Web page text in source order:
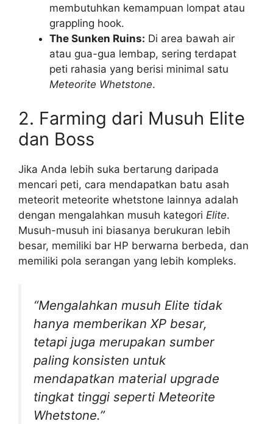
membutuhkan kemampuan lompat atau
grappling hook.
The Sunken Ruins: Di area bawah air
atau gua-gua lembap, sering terdapat
peti rahasia yang berisi minimal satu
Meteorite Whetstone.
2. Farming dari Musuh Elite
dan Boss
Jika Anda lebih suka bertarung daripada
mencari peti, cara mendapatkan batu asah
meteorit meteorite whetstone lainnya adalah
dengan mengalahkan musuh kategori Elite.
Musuh-musuh ini biasanya berukuran lebih
besar, memiliki bar HP berwarna berbeda, dan
memiliki pola serangan yang lebih kompleks.
“Mengalahkan musuh Elite tidak
hanya memberikan XP besar,
tetapi juga merupakan sumber
paling konsisten untuk
mendapatkan material upgrade
tingkat tinggi seperti Meteorite
Whetstone.”